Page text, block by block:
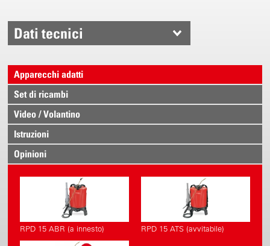
Dati tecnici
Apparecchi adatti
Set di ricambi
Video / Volantino
Istruzioni
Opinioni
RPD 15 ABR (a innesto) RPD 15 ATS (avvitabile)